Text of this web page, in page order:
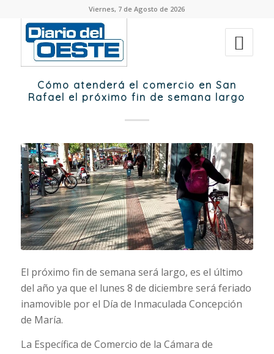
Viernes, 7 de Agosto de 2026
Cómo atenderá el comercio en San
Rafael el próximo fin de semana largo
El próximo fin de semana será largo, es el último
del año ya que el lunes 8 de diciembre será feriado
inamovible por el Día de Inmaculada Concepción
de María.
La Específica de Comercio de la Cámara de